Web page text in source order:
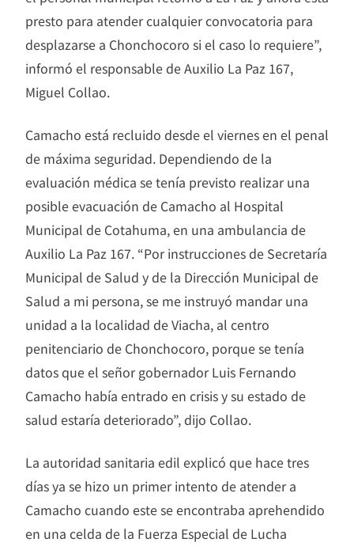
presto para atender cualquier convocatoria para
desplazarse a Chonchocoro si el caso lo requiere”,
informó el responsable de Auxilio La Paz 167,
Miguel Collao.
Camacho está recluido desde el viernes en el penal
de máxima seguridad. Dependiendo de la
evaluación médica se tenía previsto realizar una
posible evacuación de Camacho al Hospital
Municipal de Cotahuma, en una ambulancia de
Auxilio La Paz 167. “Por instrucciones de Secretaría
Municipal de Salud y de la Dirección Municipal de
Salud a mi persona, se me instruyó mandar una
unidad a la localidad de Viacha, al centro
penitenciario de Chonchocoro, porque se tenía
datos que el señor gobernador Luis Fernando
Camacho había entrado en crisis y su estado de
salud estaría deteriorado”, dijo Collao.
La autoridad sanitaria edil explicó que hace tres
días ya se hizo un primer intento de atender a
Camacho cuando este se encontraba aprehendido
en una celda de la Fuerza Especial de Lucha